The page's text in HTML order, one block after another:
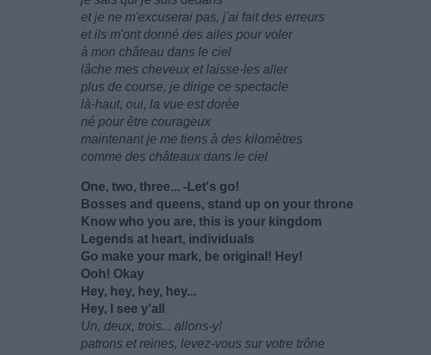
et je ne m'excuserai pas, j'ai fait des erreurs
et ils m'ont donné des ailes pour voler
à mon château dans le ciel
lâche mes cheveux et laisse-les aller
plus de course, je dirige ce spectacle
là-haut, oui, la vue est dorée
né pour être courageux
maintenant je me tiens à des kilomètres
comme des châteaux dans le ciel
One, two, three... -Let's go!
Bosses and queens, stand up on your throne
Know who you are, this is your kingdom
Legends at heart, individuals
Go make your mark, be original! Hey!
Ooh! Okay
Hey, hey, hey, hey...
Hey, I see y'all
Un, deux, trois... allons-y!
patrons et reines, levez-vous sur votre trône